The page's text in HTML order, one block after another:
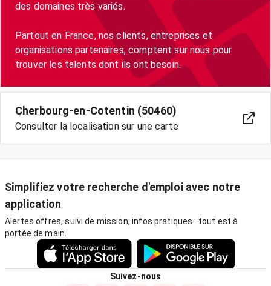
des domaines très variés.
Partout en France, nos clients, entreprises et
organisations partenaires, comptent sur nous pour
trouver les talents dont ils ont besoin.
Cherbourg-en-Cotentin (50460)
Consulter la localisation sur une carte
Simplifiez votre recherche d'emploi avec notre
application
Alertes offres, suivi de mission, infos pratiques : tout est à
portée de main.
Suivez-nous